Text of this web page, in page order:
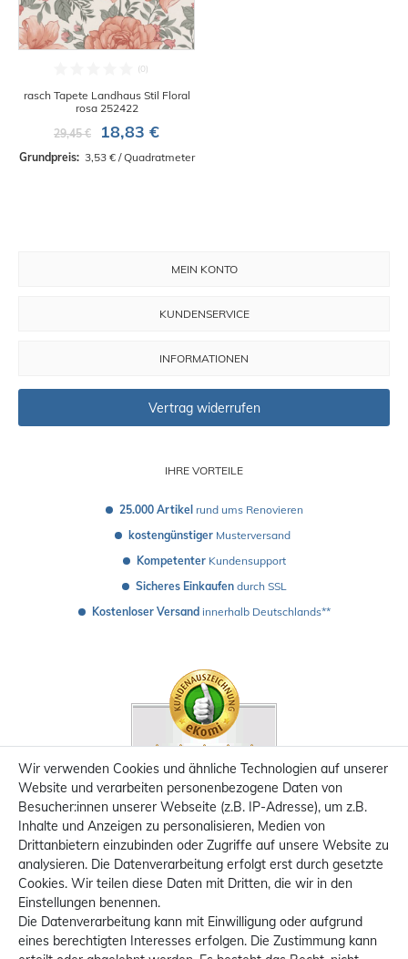
rasch Tapete Landhaus Stil Floral
rosa 252422
29,45 €
18,83 €
Grundpreis: 3,53 € / Quadratmeter
IHRE VORTEILE
25.000 Artikel rund ums Renovieren
kostengünstiger Musterversand
Kompetenter Kundensupport
Sicheres Einkaufen durch SSL
Kostenloser Versand innerhalb Deutschlands**
MEIN KONTO
KUNDENSERVICE
INFORMATIONEN
Vertrag widerrufen
Wir verwenden Cookies und ähnliche Technologien auf unserer
Website und verarbeiten personenbezogene Daten von
Besucher:innen unserer Webseite (z.B. IP-Adresse), um z.B.
Inhalte und Anzeigen zu personalisieren, Medien von
Drittanbietern einzubinden oder Zugriffe auf unsere Website zu
analysieren. Die Datenverarbeitung erfolgt erst durch gesetzte
Cookies. Wir teilen diese Daten mit Dritten, die wir in den
Einstellungen benennen.
Die Datenverarbeitung kann mit Einwilligung oder aufgrund
eines berechtigten Interesses erfolgen. Die Zustimmung kann